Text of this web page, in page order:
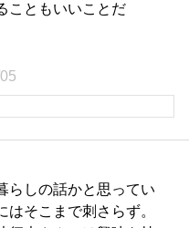
こともいいことだ
らしの話かと思ってい
そこまで刺さらず。